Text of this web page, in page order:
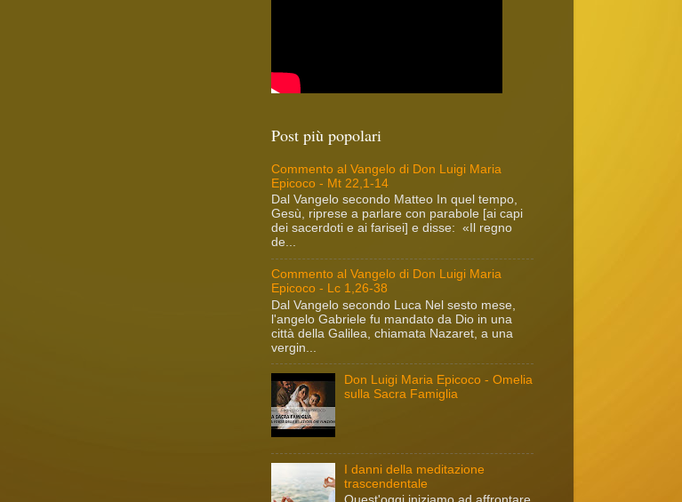
Post più popolari
Commento al Vangelo di Don Luigi Maria
Epicoco - Mt 22,1-14
Dal Vangelo secondo Matteo In quel tempo,
Gesù, riprese a parlare con parabole [ai capi
dei sacerdoti e ai farisei] e disse: «Il regno
de...
Commento al Vangelo di Don Luigi Maria
Epicoco - Lc 1,26-38
Dal Vangelo secondo Luca Nel sesto mese,
l'angelo Gabriele fu mandato da Dio in una
città della Galilea, chiamata Nazaret, a una
vergin...
Don Luigi Maria Epicoco - Omelia
sulla Sacra Famiglia
I danni della meditazione
trascendentale